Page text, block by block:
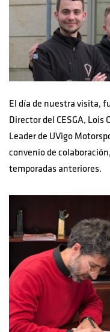
El día de nuestra visita,
Director del CESGA, Lois
Leader de UVigo
convenio de
temporadas anteriores.